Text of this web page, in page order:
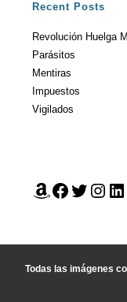
Recent Posts
Revolución Huelga
Parásitos
Mentiras
Impuestos
Vigilados
Todas las imágenes